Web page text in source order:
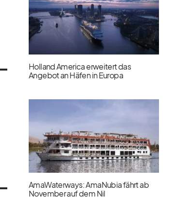
Holland America erweitert das
Angebot an Häfen in Europa
AmaWaterways: AmaNubia fährt ab
November auf dem Nil